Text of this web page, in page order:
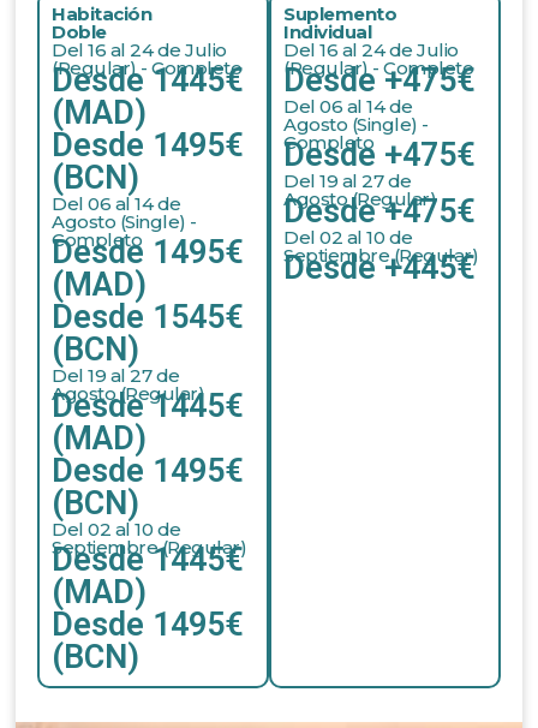
Habitación
Doble
Del 16 al 24 de Julio
(Regular) - Completo
Desde 1445€
(MAD)
Desde 1495€
(BCN)
Del 06 al 14 de
Agosto (Single) -
Completo
Desde 1495€
(MAD)
Desde 1545€
(BCN)
Del 19 al 27 de
Agosto (Regular)
Desde 1445€
(MAD)
Desde 1495€
(BCN)
Del 02 al 10 de
Septiembre (Regular)
Desde 1445€
(MAD)
Desde 1495€
(BCN)
Suplemento
Individual
Del 16 al 24 de Julio
(Regular) - Completo
Desde +475€
Del 06 al 14 de
Agosto (Single) -
Completo
Desde +475€
Del 19 al 27 de
Agosto (Regular)
Desde +475€
Del 02 al 10 de
Septiembre (Regular)
Desde +445€